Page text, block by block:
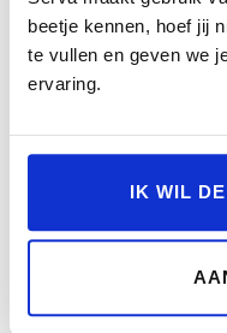
beetje kennen, hoef jij
te vullen en geven we
ervaring.
IK WIL
39.574km 2025